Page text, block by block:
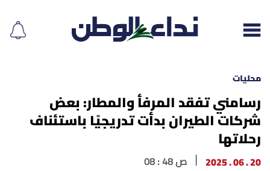
إقرأ الجريدة
لبنان
محليات
رسامني تفقد المرفأ والمطار: بعض
شركات الطيران بدأت تدريجيًا باستئناف
رحلاتها
20 . 06 . 2025 08 : 48 ص